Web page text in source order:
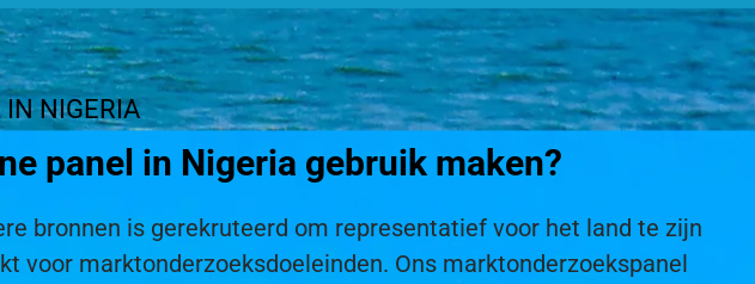
NIGERIA
panel in Nigeria gebruik maken?
bronnen is gerekruteerd om representatief voor het land te zijn
voor marktonderzoeksdoeleinden. Ons marktonderzoekspanel